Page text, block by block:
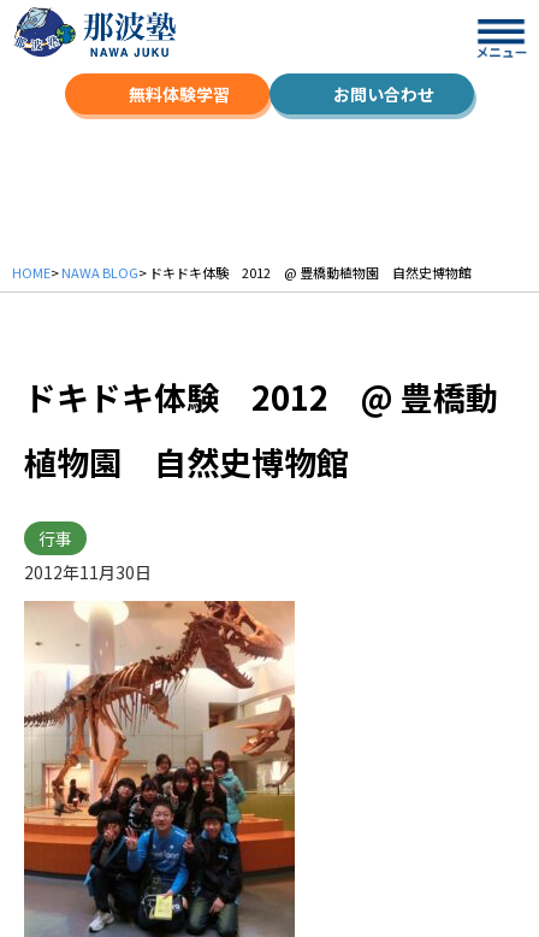
無料体験学習 お問い合わせ
HOME>NAWA BLOG> ドキドキ体験 2012 @ 豊橋動植物園 自然史博物館
ドキドキ体験 2012 @ 豊橋動
植物園 自然史博物館
行事
2012年11月30日